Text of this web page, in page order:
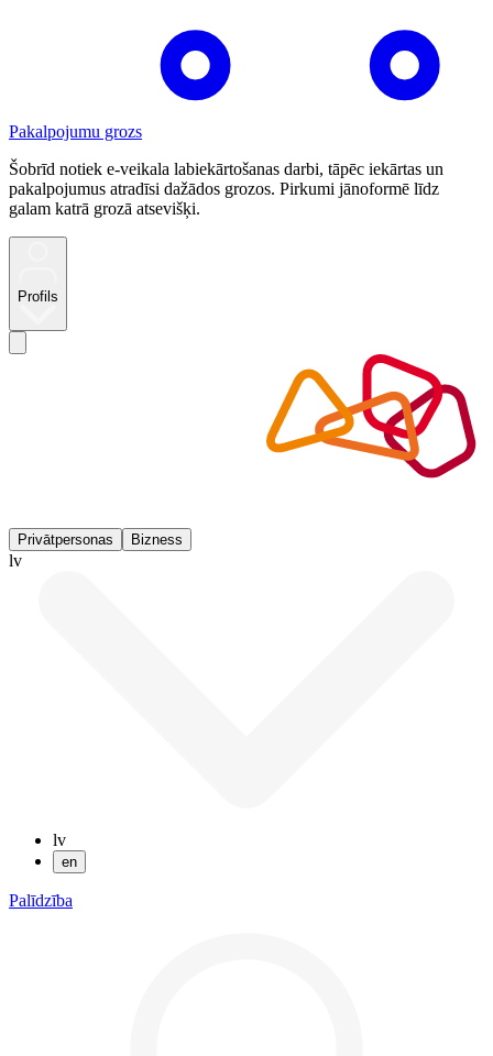
Pakalpojumu grozs
Šobrīd notiek e-veikala labiekārtošanas darbi, tāpēc iekārtas un
pakalpojumus atradīsi dažādos grozos. Pirkumi jānoformē līdz
galam katrā grozā atsevišķi.
Profils
Privātpersonas Bizness
lv
lv
en
Palīdzība